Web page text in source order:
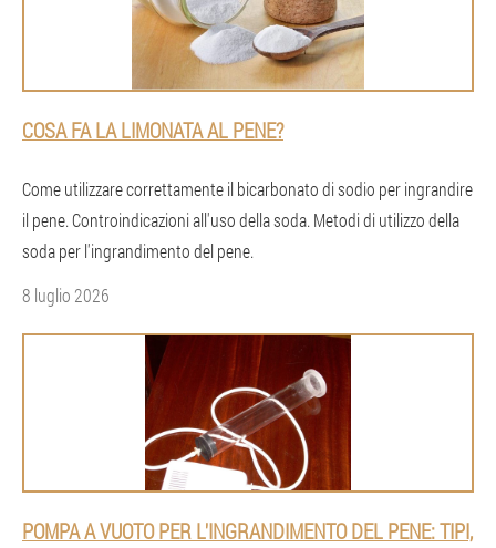
COSA FA LA LIMONATA AL PENE?
Come utilizzare correttamente il bicarbonato di sodio per ingrandire
il pene. Controindicazioni all'uso della soda. Metodi di utilizzo della
soda per l'ingrandimento del pene.
8 luglio 2026
POMPA A VUOTO PER L'INGRANDIMENTO DEL PENE: TIPI,